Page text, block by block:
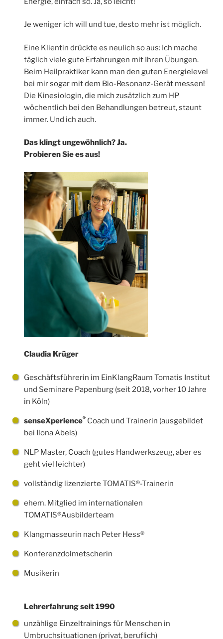
Je weniger ich will und tue, desto mehr ist möglich.
Eine Klientin drückte es neulich so aus: Ich mache
täglich viele gute Erfahrungen mit Ihren Übungen.
Beim Heilpraktiker kann man den guten Energielevel
bei mir sogar mit dem Bio-Resonanz-Gerät messen!
Die Kinesiologin, die mich zusätzlich zum HP
wöchentlich bei den Behandlungen betreut, staunt
immer. Und ich auch.
Das klingt ungewöhnlich? Ja.
Probieren Sie es aus!
Claudia Krüger
Geschäftsführerin im EinKlangRaum Tomatis Institut
und Seminare Papenburg (seit 2018, vorher 10 Jahre
in Köln)
senseXperience®Coach und Trainerin (ausgebildet
bei Ilona Abels)
NLP Master, Coach (gutes Handwerkszeug, aber es
geht viel leichter)
vollständig lizenzierte TOMATIS®-Trainerin
ehem. Mitglied im internationalen
TOMATIS®Ausbilderteam
Klangmasseurin nach Peter Hess®
Konferenzdolmetscherin
Musikerin
Lehrerfahrung seit 1990
unzählige Einzeltrainings für Menschen in
Umbruchsituationen (privat, beruflich)